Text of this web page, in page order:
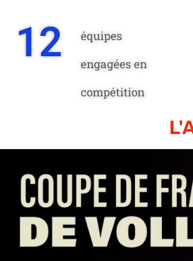
équipes
engagées en
compétition
12